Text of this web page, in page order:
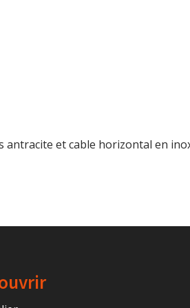
et cable horizontal en